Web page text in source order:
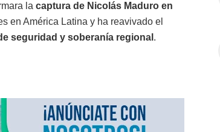
la captura de Nicolás Maduro en
en América Latina y ha reavivado el
seguridad y soberanía regional .